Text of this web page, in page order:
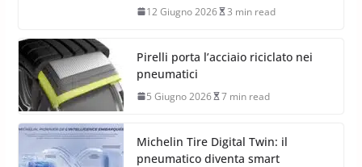
12 Giugno 2026 3 min read
Pirelli porta l’acciaio riciclato nei
pneumatici
5 Giugno 2026 7 min read
Michelin Tire Digital Twin: il
pneumatico diventa smart